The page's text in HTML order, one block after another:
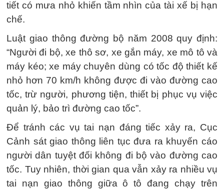
tiết có mưa nhỏ khiến tầm nhìn của tài xế bị hạn
chế.
Luật giao thông đường bộ năm 2008 quy định:
“Người đi bộ, xe thô sơ, xe gắn máy, xe mô tô và
máy kéo; xe máy chuyên dùng có tốc độ thiết kế
nhỏ hơn 70 km/h không được đi vào đường cao
tốc, trừ người, phương tiện, thiết bị phục vụ việc
quản lý, bảo trì đường cao tốc”.
Để tránh các vụ tai nạn đáng tiếc xảy ra, Cục
Cảnh sát giao thông liên tục đưa ra khuyến cáo
người dân tuyệt đối không đi bộ vào đường cao
tốc. Tuy nhiên, thời gian qua vẫn xảy ra nhiều vụ
tai nạn giao thông giữa ô tô đang chạy trên